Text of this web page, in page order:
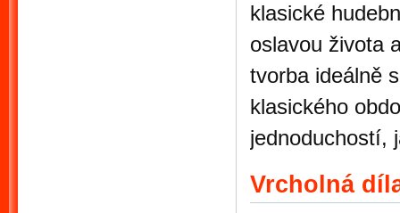
klasické
oslavou života
tvorba ideálně
klasického
jednoduchostí,
Vrcholná